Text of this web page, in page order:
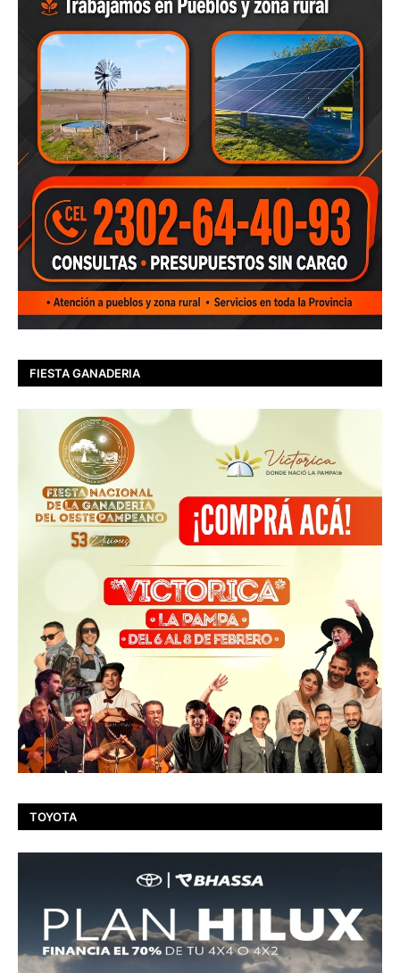
FIESTA GANADERIA
TOYOTA